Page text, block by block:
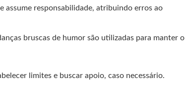
assume responsabilidade, atribuindo erros ao
bruscas de humor são utilizadas para manter o
limites e buscar apoio, caso necessário.